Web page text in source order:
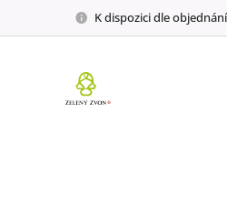
K dispozici dle